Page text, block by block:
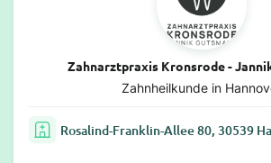
Zahnarztpraxis Kronsrode -
Zahnheilkunde in
Rosalind-Franklin-Allee 80, 30539